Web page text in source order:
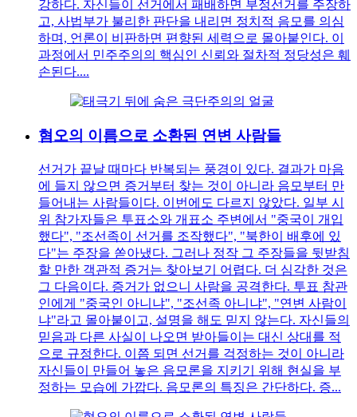
강하다. 자신들이 선거에서 패배하면 부정선거를 주장하
고, 사법부가 불리한 판단을 내리면 정치적 음모를 의심
하며, 언론이 비판하면 편향된 세력으로 몰아붙인다. 이
과정에서 민주주의의 핵심인 신뢰와 절차적 정당성은 훼
손된다....
혐오의 이름으로 소환된 연변 사람들
선거가 끝날 때마다 반복되는 풍경이 있다. 결과가 마음
에 들지 않으면 증거부터 찾는 것이 아니라 음모부터 만
들어내는 사람들이다. 이번에도 다르지 않았다. 일부 시
위 참가자들은 투표소와 개표소 주변에서 "중국이 개입
했다", "조선족이 선거를 조작했다", "북한이 배후에 있
다"는 주장을 쏟아냈다. 그러나 정작 그 주장들을 뒷받침
할 만한 객관적 증거는 찾아보기 어렵다. 더 심각한 것은
그 다음이다. 증거가 없으니 사람을 공격한다. 투표 참관
인에게 "중국인 아니냐", "조선족 아니냐", "연변 사람이
냐"라고 몰아붙이고, 설명을 해도 믿지 않는다. 자신들의
믿음과 다른 사실이 나오면 받아들이는 대신 상대를 적
으로 규정한다. 이쯤 되면 선거를 걱정하는 것이 아니라
자신들이 만들어 놓은 음모론을 지키기 위해 현실을 부
정하는 모습에 가깝다. 음모론의 특징은 간단하다. 증...